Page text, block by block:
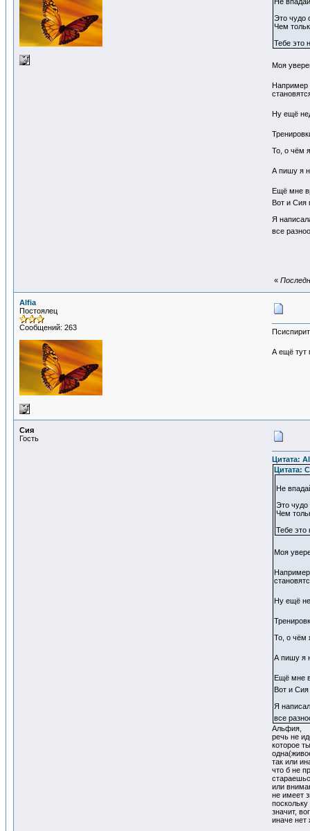
Это чудо
Чем
Тебе это
Моя
Например
Ну ещё
То, о чём
А пишу я
Ещё мне
Вот и Сия
Я
все
«
Alfia
Постоялец
Сообщений: 263
А ещё тут
Сия
Гость
Цитата:
Цитата:
Не
Это чудо
Чем
Тебе это
Моя
Ну ещё
То, о чём
А пишу я
Ещё мне
Вот и
Я
все
Альфия,
речь не
которое
так или
что б не
или
не имеет
значит,
иначе нет